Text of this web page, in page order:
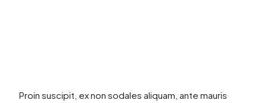
Proin suscipit, ex non sodales aliquam, ante mauris